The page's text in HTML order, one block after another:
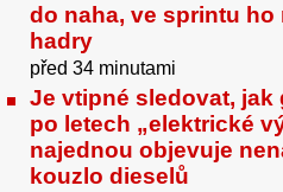
do naha, ve sprintu ho
hadry
před 34 minutami
Je vtipné sledovat, jak
po letech „elektrické
najednou objevuje
kouzlo dieselů